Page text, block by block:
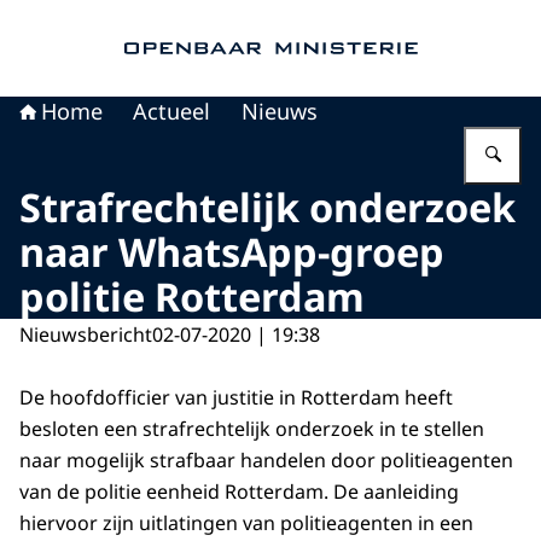
Home Actueel Nieuws
Strafrechtelijk onderzoek
naar WhatsApp-groep
politie Rotterdam
Nieuwsbericht02-07-2020 | 19:38
De hoofdofficier van justitie in Rotterdam heeft
besloten een strafrechtelijk onderzoek in te stellen
naar mogelijk strafbaar handelen door politieagenten
van de politie eenheid Rotterdam. De aanleiding
hiervoor zijn uitlatingen van politieagenten in een